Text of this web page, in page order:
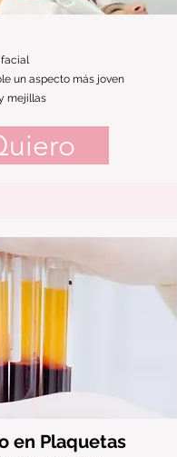
facial
un aspecto más joven
mejillas
en Plaquetas